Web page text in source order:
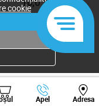
10,0
Apel Adresa
Viber Whatsapp
cookie